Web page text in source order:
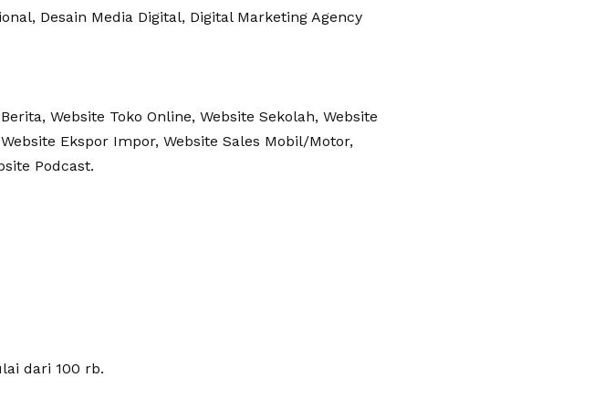
Desain Media Digital, Digital Marketing Agency
Website Toko Online, Website Sekolah, Website
Ekspor Impor, Website Sales Mobil/Motor,
Podcast.
dari 100 rb.